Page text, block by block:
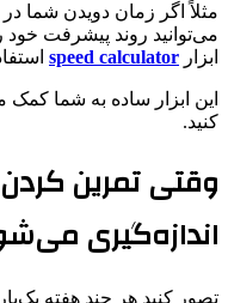
مثلاً اگر زمان دویدن
می‌توانید روند پیشرفت خود
ابزار speed calculator
این ابزار ساده به شما
کنید.
وقتی تمرین
اندازه‌گیری
تصور کنید هر چند هفته